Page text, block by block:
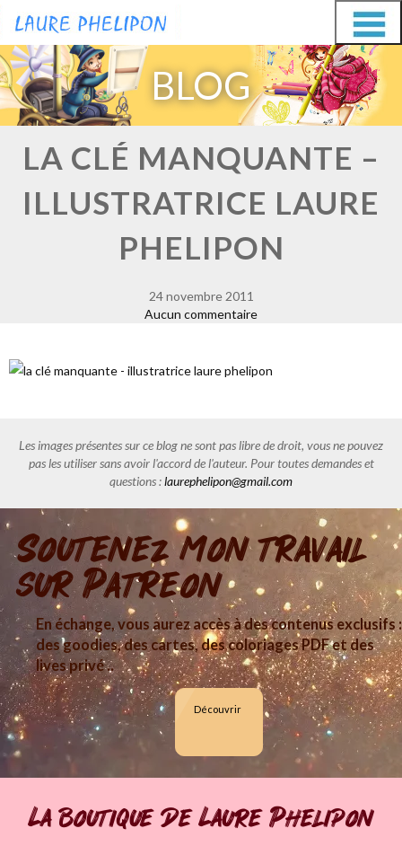
Aller
au
contenu
Aller
au
contenu
BLOG
LA CLÉ MANQUANTE –
ILLUSTRATRICE LAURE
PHELIPON
24 novembre 2011
Aucun commentaire
Les images présentes sur ce blog ne sont pas libre de droit, vous ne pouvez
pas les utiliser sans avoir l'accord de l'auteur. Pour toutes demandes et
questions :laurephelipon@gmail.com
Soutenez mon travail
sur Patreon
En échange, vous aurez accès à des contenus exclusifs :
des goodies, des cartes, des coloriages PDF et des
lives privé ..
Découvrir
La boutique de Laure Phelipon